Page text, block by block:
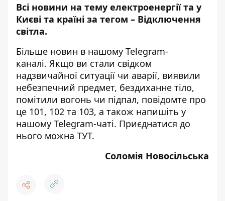
Всі новини на тему електроенергії та у
Києві та країні за тегом – Відключення
світла.
Більше новин в нашому Telegram-
каналі. Якщо ви стали свідком
надзвичайної ситуації чи аварії, виявили
небезпечний предмет, бездиханне тіло,
помітили вогонь чи підпал, повідомте про
це 101, 102 та 103, а також напишіть у
нашому Telegram-чаті. Приєднатися до
нього можна ТУТ.
Соломія Новосільська